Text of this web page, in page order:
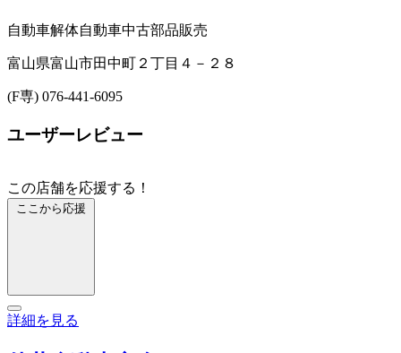
自動車解体自動車中古部品販売
富山県富山市田中町２丁目４－２８
(F専) 076-441-6095
ユーザーレビュー
この店舗を応援する！
ここから応援
詳細を見る